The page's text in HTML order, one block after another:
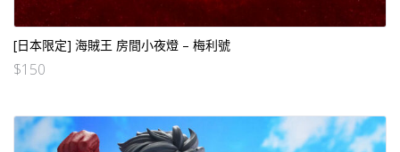
[日本限定] 海賊王 房間小夜燈 – 梅利號
$150